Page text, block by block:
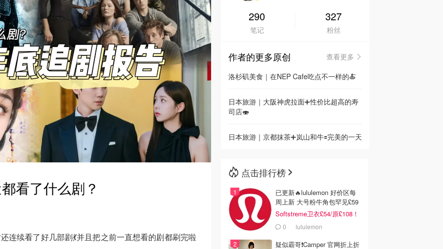
🇮🇹
🇦🇺
🇳🇿新西兰
看了什么剧？
连续看了好几部剧💃并且把之前一直想看的剧都刷完啦
290
笔记
327
粉丝
作者的更多原创
查看更多
洛杉矶美食｜在NEP Cafe吃点不一样的🍝
日本旅游｜大阪神虎拉面➕性价比超高的寿
司店🍣
日本旅游｜京都抹茶➕岚山和牛🟰完美的一天
点击排行榜
已更新🔥lululemon 好价区每
周上新 大号粉牛角包罕见£59
Softstreme卫衣£54/原£108！
0 lululemon
疑似霸哥❗️Camper 官网折上折